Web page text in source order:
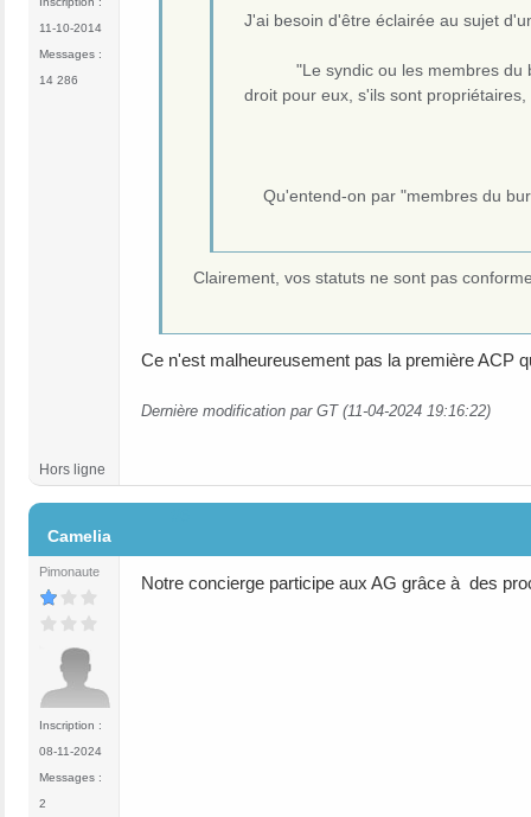
11-10-2014
Messages :
14 286
J'ai besoin d'être éclairée au sujet
"Le syndic ou les membres du
droit pour eux, s'ils sont
Qu'entend-on par "membres du
Clairement, vos statuts ne sont pas
Ce n'est malheureusement pas la première ACP
Dernière modification par GT (11-04-2024 19:16:22)
Hors ligne
Camelia
Pimonaute
Inscription :
08-11-2024
Messages :
2
Notre concierge participe aux AG grâce à des